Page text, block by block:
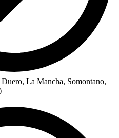
La Mancha, Somontano,